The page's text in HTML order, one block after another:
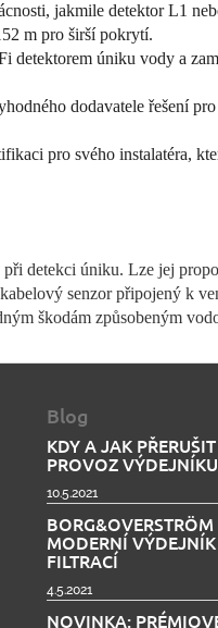
jakmile detektor L1
m pro širší pokrytí.
detektorem úniku vody a
dodavatele řešení
pro svého instalatéra,
detekci úniku. Lze jej
senzor připojený k
škodám způsobeným
Blog
KDY A JAK PŘERUŠIT
PROVOZ
10.5.2021
MODERNÍ
FILTRACÍ
4.5.2021
NOVINKA: